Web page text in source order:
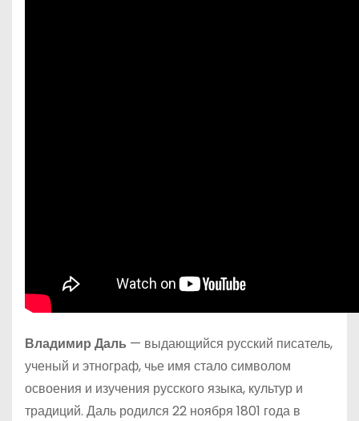
Владимир Даль — выдающийся русский писатель,
ученый и этнограф, чье имя стало символом
освоения и изучения русского языка, культур и
традиций. Даль родился 22 ноября 1801 года в